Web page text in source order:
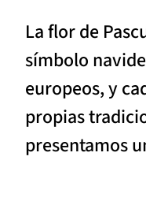
La flor de
símbolo
europeos, y
propias
presentamos